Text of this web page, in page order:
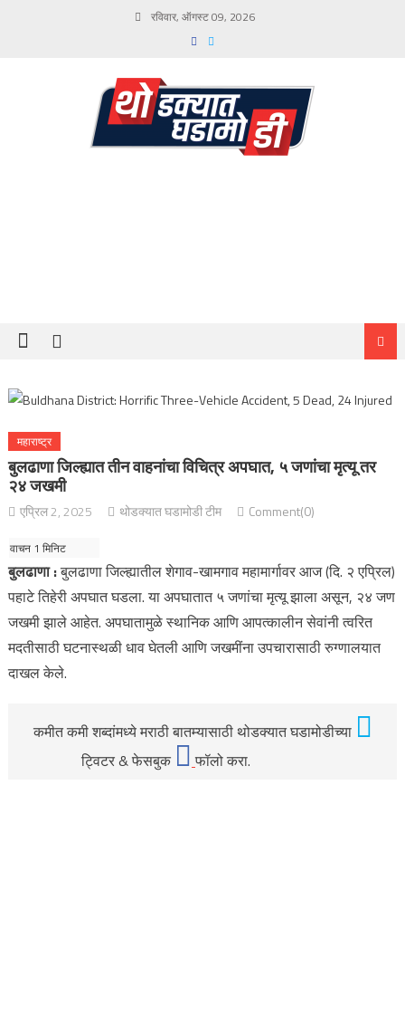
रविवार, ऑगस्ट 09, 2026
महाराष्ट्र
बुलढाणा जिल्ह्यात तीन वाहनांचा विचित्र अपघात, ५ जणांचा मृत्यू तर
२४ जखमी
एप्रिल 2, 2025 थोडक्यात घडामोडी टीम Comment(0)
बुलढाणा :बुलढाणा जिल्ह्यातील शेगाव-खामगाव महामार्गावर आज (दि. २ एप्रिल)
पहाटे तिहेरी अपघात घडला. या अपघातात ५ जणांचा मृत्यू झाला असून, २४ जण
जखमी झाले आहेत. अपघातामुळे स्थानिक आणि आपत्कालीन सेवांनी त्वरित
मदतीसाठी घटनास्थळी धाव घेतली आणि जखमींना उपचारासाठी रुग्णालयात
दाखल केले.
कमीत कमी शब्दांमध्ये मराठी बातम्यासाठी थोडक्यात घडामोडीच्या
ट्विटर & फेसबुक
फॉलो करा.